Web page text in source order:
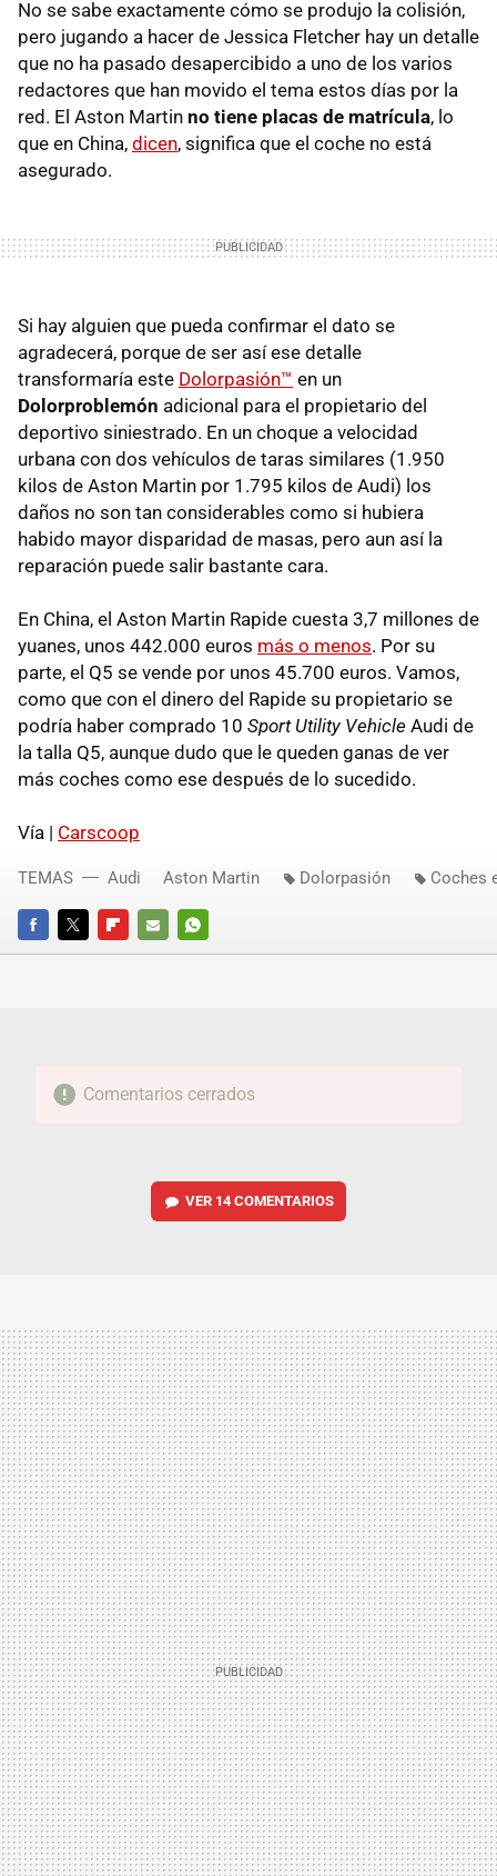
No se sabe exactamente cómo se produjo la colisión,
pero jugando a hacer de Jessica Fletcher hay un detalle
que no ha pasado desapercibido a uno de los varios
redactores que han movido el tema estos días por la
red. El Aston Martin no tiene placas de matrícula, lo
que en China, dicen, significa que el coche no está
asegurado.
Si hay alguien que pueda confirmar el dato se
agradecerá, porque de ser así ese detalle
transformaría este Dolorpasión™ en un
Dolorproblemón adicional para el propietario del
deportivo siniestrado. En un choque a velocidad
urbana con dos vehículos de taras similares (1.950
kilos de Aston Martin por 1.795 kilos de Audi) los
daños no son tan considerables como si hubiera
habido mayor disparidad de masas, pero aun así la
reparación puede salir bastante cara.
En China, el Aston Martin Rapide cuesta 3,7 millones de
yuanes, unos 442.000 euros más o menos. Por su
parte, el Q5 se vende por unos 45.700 euros. Vamos,
como que con el dinero del Rapide su propietario se
podría haber comprado 10 Sport Utility Vehicle Audi de
la talla Q5, aunque dudo que le queden ganas de ver
más coches como ese después de lo sucedido.
Vía | Carscoop
FACEBOOKTWITTERFLIPBOARD
E-
WHATSAPP
TEMAS Audi Aston Martin Dolorpasión Coches
Comentarios cerrados
VER 14 COMENTARIOS